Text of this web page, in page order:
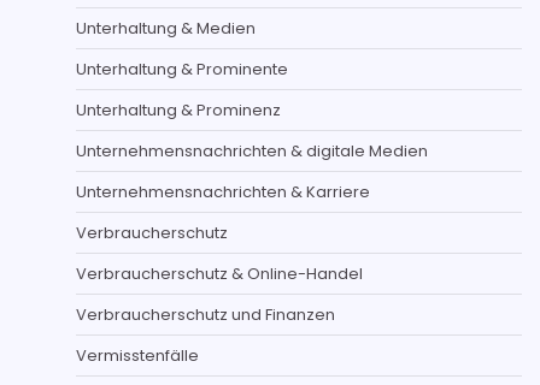
Unterhaltung & Medien
Unterhaltung & Prominente
Unterhaltung & Prominenz
Unternehmensnachrichten & digitale Medien
Unternehmensnachrichten & Karriere
Verbraucherschutz
Verbraucherschutz & Online-Handel
Verbraucherschutz und Finanzen
Vermisstenfälle